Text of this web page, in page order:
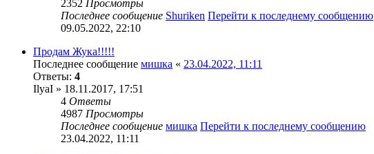
2352 Просмотры
Последнее сообщение Shuriken Перейти к последнему сообщению
09.05.2022, 22:10
Продам Жука!!!!!
Последнее сообщение мишка « 23.04.2022, 11:11
Ответы: 4
IlyaI » 18.11.2017, 17:51
4 Ответы
4987 Просмотры
Последнее сообщение мишка Перейти к последнему сообщению
23.04.2022, 11:11